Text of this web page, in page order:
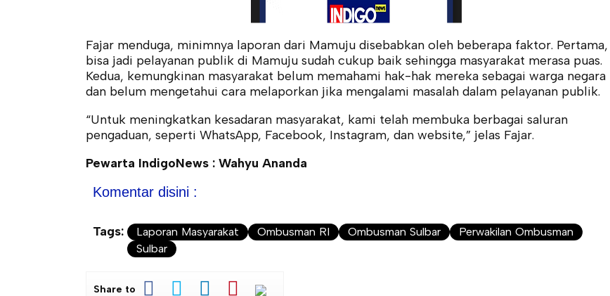
Fajar menduga, minimnya laporan dari Mamuju disebabkan oleh beberapa faktor. Pertama,
bisa jadi pelayanan publik di Mamuju sudah cukup baik sehingga masyarakat merasa puas.
Kedua, kemungkinan masyarakat belum memahami hak-hak mereka sebagai warga negara
dan belum mengetahui cara melaporkan jika mengalami masalah dalam pelayanan publik.
“Untuk meningkatkan kesadaran masyarakat, kami telah membuka berbagai saluran
pengaduan, seperti WhatsApp, Facebook, Instagram, dan website,” jelas Fajar.
Pewarta IndigoNews : Wahyu Ananda
Komentar disini :
Tags: Laporan Masyarakat Ombusman RI Ombusman Sulbar
Perwakilan Ombusman
Sulbar
Share to